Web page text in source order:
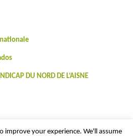
DU NORD DE L’AISNE
improve your experience. We'll assume